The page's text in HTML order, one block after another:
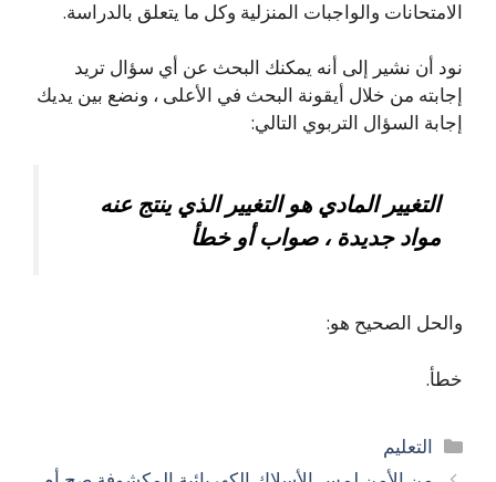
الامتحانات والواجبات المنزلية وكل ما يتعلق بالدراسة.
نود أن نشير إلى أنه يمكنك البحث عن أي سؤال تريد
إجابته من خلال أيقونة البحث في الأعلى ، ونضع بين يديك
إجابة السؤال التربوي التالي:
التغيير المادي هو التغيير الذي ينتج عنه
مواد جديدة ، صواب أو خطأ
والحل الصحيح هو:
خطأ.
التصنيفات
التعليم